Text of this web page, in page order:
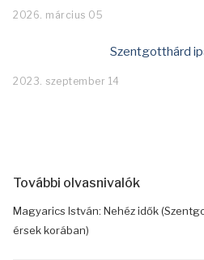
2026. március 05
Szentgotthárd
2023. szeptember 14
További olvasnivalók
Magyarics István: Nehéz idők
érsek korában)